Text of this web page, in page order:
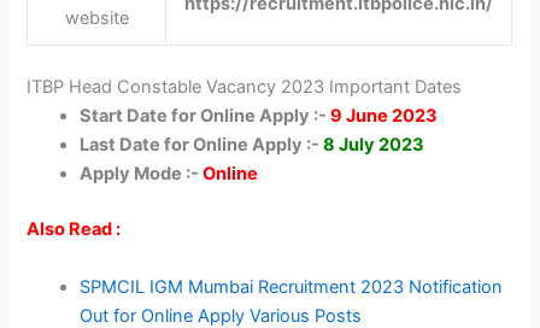
website
ITBP Head Constable Vacancy 2023 Important Dates
Start Date for Online Apply :-9 June 2023
Last Date for Online Apply :-8 July 2023
Apply Mode :-Online
Also Read :
SPMCIL IGM Mumbai Recruitment 2023 Notification
Out for Online Apply Various Posts